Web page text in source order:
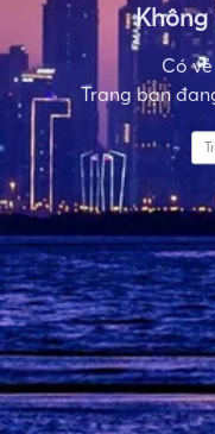
Có
Trang bạn